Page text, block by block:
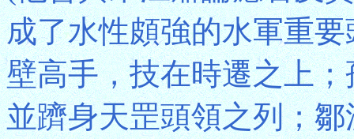
成了水性頗強的水軍重
壁高手，技在時遷之上
並躋身天罡頭領之列；